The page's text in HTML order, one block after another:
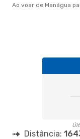
Ao voar de Manágua
Distância: